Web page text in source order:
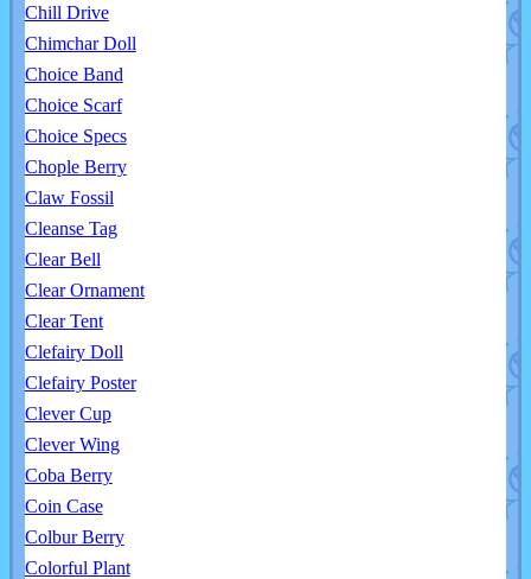
Chill Drive
Chimchar Doll
Choice Band
Choice Scarf
Choice Specs
Chople Berry
Claw Fossil
Cleanse Tag
Clear Bell
Clear Ornament
Clear Tent
Clefairy Doll
Clefairy Poster
Clever Cup
Clever Wing
Coba Berry
Coin Case
Colbur Berry
Colorful Plant